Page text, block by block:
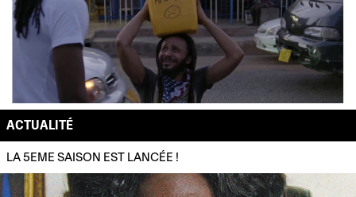
ACTUALITÉ
LA 5EME SAISON EST LANCÉE !